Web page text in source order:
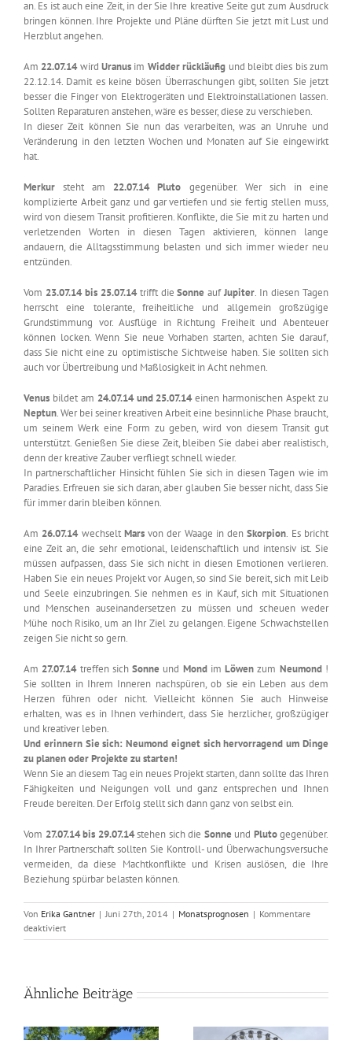
an. Es ist auch eine Zeit, in der Sie Ihre kreative Seite gut zum Ausdruck
bringen können. Ihre Projekte und Pläne dürften Sie jetzt mit Lust und
Herzblut angehen.
Am 22.07.14wirdUranus im Widderrückläufig und bleibt dies bis zum
22.12.14. Damit es keine bösen Überraschungen gibt, sollten Sie jetzt
besser die Finger von Elektrogeräten und Elektroinstallationen lassen.
Sollten Reparaturen anstehen, wäre es besser, diese zu verschieben.
In dieser Zeit können Sie nun das verarbeiten, was an Unruhe und
Veränderung in den letzten Wochen und Monaten auf Sie eingewirkt
hat.
Merkur steht am 22.07.14 Pluto gegenüber. Wer sich in eine
komplizierte Arbeit ganz und gar vertiefen und sie fertig stellen muss,
wird von diesem Transit profitieren. Konflikte, die Sie mit zu harten und
verletzenden Worten in diesen Tagen aktivieren, können lange
andauern, die Alltagsstimmung belasten und sich immer wieder neu
entzünden.
Vom 23.07.14 bis 25.07.14trifft dieSonne aufJupiter. In diesen Tagen
herrscht eine tolerante, freiheitliche und allgemein großzügige
Grundstimmung vor. Ausflüge in Richtung Freiheit und Abenteuer
können locken. Wenn Sie neue Vorhaben starten, achten Sie darauf,
dass Sie nicht eine zu optimistische Sichtweise haben. Sie sollten sich
auch vor Übertreibung und Maßlosigkeit in Acht nehmen.
Venus bildet am 24.07.14 und 25.07.14einen harmonischen Aspekt zu
Neptun. Wer bei seiner kreativen Arbeit eine besinnliche Phase braucht,
um seinem Werk eine Form zu geben, wird von diesem Transit gut
unterstützt. Genießen Sie diese Zeit, bleiben Sie dabei aber realistisch,
denn der kreative Zauber verfliegt schnell wieder.
In partnerschaftlicher Hinsicht fühlen Sie sich in diesen Tagen wie im
Paradies. Erfreuen sie sich daran, aber glauben Sie besser nicht, dass Sie
für immer darin bleiben können.
Am 26.07.14wechselt Marsvon der Waage in denSkorpion. Es bricht
eine Zeit an, die sehr emotional, leidenschaftlich und intensiv ist. Sie
müssen aufpassen, dass Sie sich nicht in diesen Emotionen verlieren.
Haben Sie ein neues Projekt vor Augen, so sind Sie bereit, sich mit Leib
und Seele einzubringen. Sie nehmen es in Kauf, sich mit Situationen
und Menschen auseinandersetzen zu müssen und scheuen weder
Mühe noch Risiko, um an Ihr Ziel zu gelangen. Eigene Schwachstellen
zeigen Sie nicht so gern.
Am 27.07.14treffen sichSonne und MondimLöwen zum Neumond!
Sie sollten in Ihrem Inneren nachspüren, ob sie ein Leben aus dem
Herzen führen oder nicht. Vielleicht können Sie auch Hinweise
erhalten, was es in Ihnen verhindert, dass Sie herzlicher, großzügiger
und kreativer leben.
Und erinnern Sie sich: Neumond eignet sich hervorragend um Dinge
zu planen oder Projekte zu starten!
Wenn Sie an diesem Tag ein neues Projekt starten, dann sollte das Ihren
Fähigkeiten und Neigungen voll und ganz entsprechen und Ihnen
Freude bereiten. Der Erfolg stellt sich dann ganz von selbst ein.
Vom 27.07.14 bis 29.07.14stehen sich die Sonne und Plutogegenüber.
In Ihrer Partnerschaft sollten Sie Kontroll- und Überwachungsversuche
vermeiden, da diese Machtkonflikte und Krisen auslösen, die Ihre
Beziehung spürbar belasten können.
Von Erika Gantner | Juni 27th, 2014 | Monatsprognosen | Kommentare
deaktiviertfür
Astrologisch
–
2014
Ähnliche Beiträge